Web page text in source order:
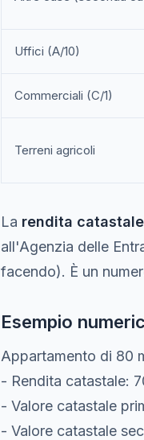
Uffici (A/10)
Commerciali (C/1)
Terreni agricoli
La rendita catastale
all'Agenzia delle
facendo). È un
Esempio
Appartamento di 80
- Rendita catastale:
- Valore catastale
- Valore catastale